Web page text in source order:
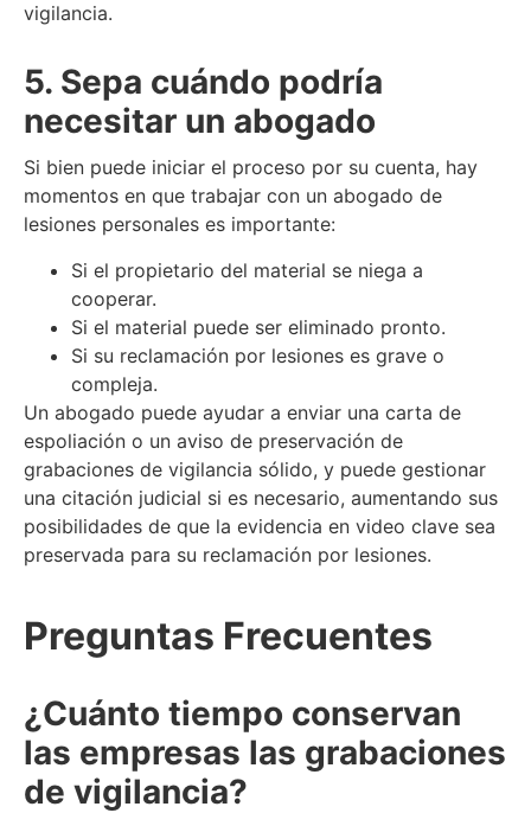
vigilancia.
5. Sepa cuándo podría
necesitar un abogado
Si bien puede iniciar el proceso por su cuenta, hay
momentos en que trabajar con un abogado de
lesiones personales es importante:
Si el propietario del material se niega a
cooperar.
Si el material puede ser eliminado pronto.
Si su reclamación por lesiones es grave o
compleja.
Un abogado puede ayudar a enviar una carta de
espoliación o un aviso de preservación de
grabaciones de vigilancia sólido, y puede gestionar
una citación judicial si es necesario, aumentando sus
posibilidades de que la evidencia en video clave sea
preservada para su reclamación por lesiones.
Preguntas Frecuentes
¿Cuánto tiempo conservan
las empresas las grabaciones
de vigilancia?